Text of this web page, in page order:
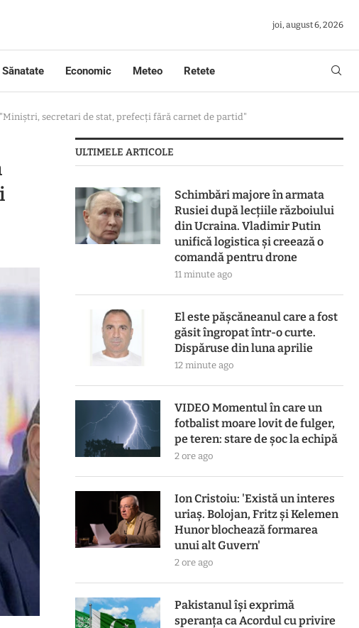
joi, august 6, 2026
Sănatate Economic Meteo Retete
secretari de stat, prefecți fără carnet de partid"
ULTIMELE ARTICOLE
Schimbări majore în armata
Rusiei după lecțiile războiului
din Ucraina. Vladimir Putin
unifică logistica și creează o
comandă pentru drone
11 minute ago
El este pășcăneanul care a fost
găsit îngropat într-o curte.
Dispăruse din luna aprilie
12 minute ago
VIDEO Momentul în care un
fotbalist moare lovit de fulger,
pe teren: stare de șoc la echipă
2 ore ago
Ion Cristoiu: 'Există un interes
uriaș. Bolojan, Fritz și Kelemen
Hunor blochează formarea
unui alt Guvern'
2 ore ago
Pakistanul îşi exprimă
speranţa ca Acordul cu privire